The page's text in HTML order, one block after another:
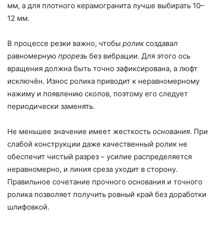
мм, а для плотного керамогранита лучше выбирать 10–
12 мм.
В процессе резки важно, чтобы ролик создавал
равномерную прорезь без вибрации. Для этого ось
вращения должна быть точно зафиксирована, а люфт
исключён. Износ ролика приводит к неравномерному
нажиму и появлению сколов, поэтому его следует
периодически заменять.
Не меньшее значение имеет жесткость основания. При
слабой конструкции даже качественный ролик не
обеспечит чистый разрез – усилие распределяется
неравномерно, и линия среза уходит в сторону.
Правильное сочетание прочного основания и точного
ролика позволяет получить ровный край без доработки
шлифовкой.